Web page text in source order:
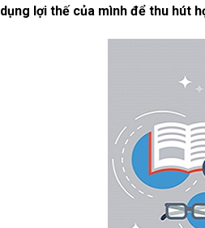
dụng lợi thế của mình để thu hút